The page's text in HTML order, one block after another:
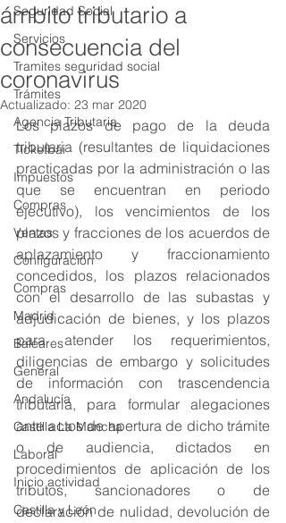
Seguridad Social
Servicios
Tramites seguridad social
Trámites
Agencia Tributaria
Ticketbai
Impuestos
Compras
Ventas
Configuración
Compras
Madrid
Baleares
General
Andalucía
Castilla La Mancha
Laboral
Inicio actividad
Castilla y León
ámbito tributario a
consecuencia del
coronavirus
Actualizado: 23 mar 2020
Los plazos de pago de la deuda
tributaria (resultantes de liquidaciones
practicadas por la administración o las
que se encuentran en periodo
ejecutivo), los vencimientos de los
plazos y fracciones de los acuerdos de
aplazamiento y fraccionamiento
concedidos, los plazos relacionados
con el desarrollo de las subastas y
adjudicación de bienes, y los plazos
para atender los requerimientos,
diligencias de embargo y solicitudes
de información con trascendencia
tributaria, para formular alegaciones
ante actos de apertura de dicho trámite
o de audiencia, dictados en
procedimientos de aplicación de los
tributos, sancionadores o de
declaración de nulidad, devolución de